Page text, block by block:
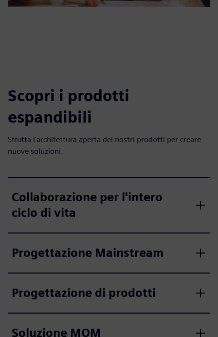
Scopri i prodotti
espandibili
Sfrutta l'architettura aperta dei nostri prodotti per creare
nuove soluzioni.
Collaborazione per l'intero
ciclo di vita
Progettazione Mainstream
Progettazione di prodotti
Soluzione MOM